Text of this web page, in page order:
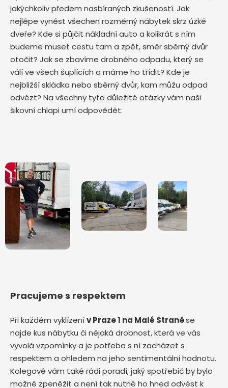
jakýchkoliv předem nasbíraných zkušeností. Jak
nejlépe vynést všechen rozměrný nábytek skrz úzké
dveře? Kde si půjčit nákladní auto a kolikrát s ním
budeme muset cestu tam a zpět, směr sběrný dvůr
otočit? Jak se zbavíme drobného odpadu, který se
válí ve všech šuplících a máme ho třídit? Kde je
nejbližší skládka nebo sběrný dvůr, kam můžu odpad
odvézt? Na všechny tyto důležité otázky vám naši
šikovní chlapi umí odpovědět.
Pracujeme s respektem
Při každém vyklízenív Praze 1 na Malé Straněse
najde kus nábytku či nějaká drobnost, která ve vás
vyvolá vzpomínky a je potřeba s ní zacházet s
respektem a ohledem na jeho sentimentální hodnotu.
Kolegové vám také rádi poradí, jaký spotřebič by bylo
možné zpeněžit a není tak nutné ho hned odvést k